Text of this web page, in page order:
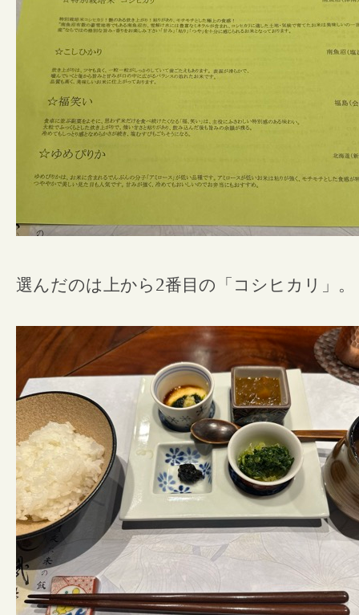
選んだのは上から 2番目の「コシヒカリ」。